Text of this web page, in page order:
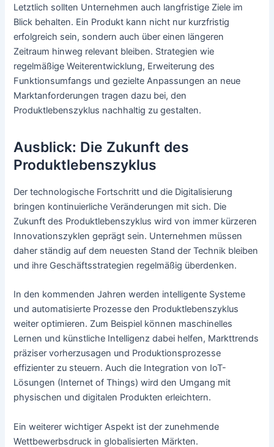
Letztlich sollten Unternehmen auch langfristige Ziele im
Blick behalten. Ein Produkt kann nicht nur kurzfristig
erfolgreich sein, sondern auch über einen längeren
Zeitraum hinweg relevant bleiben. Strategien wie
regelmäßige Weiterentwicklung, Erweiterung des
Funktionsumfangs und gezielte Anpassungen an neue
Marktanforderungen tragen dazu bei, den
Produktlebenszyklus nachhaltig zu gestalten.
Ausblick: Die Zukunft des
Produktlebenszyklus
Der technologische Fortschritt und die Digitalisierung
bringen kontinuierliche Veränderungen mit sich. Die
Zukunft des Produktlebenszyklus wird von immer kürzeren
Innovationszyklen geprägt sein. Unternehmen müssen
daher ständig auf dem neuesten Stand der Technik bleiben
und ihre Geschäftsstrategien regelmäßig überdenken.
In den kommenden Jahren werden intelligente Systeme
und automatisierte Prozesse den Produktlebenszyklus
weiter optimieren. Zum Beispiel können maschinelles
Lernen und künstliche Intelligenz dabei helfen, Markttrends
präziser vorherzusagen und Produktionsprozesse
effizienter zu steuern. Auch die Integration von IoT-
Lösungen (Internet of Things) wird den Umgang mit
physischen und digitalen Produkten erleichtern.
Ein weiterer wichtiger Aspekt ist der zunehmende
Wettbewerbsdruck in globalisierten Märkten.